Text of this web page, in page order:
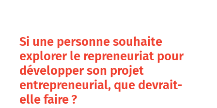
Si une personne souhaite
explorer le repreneuriat pour
développer son projet
entrepreneurial, que devrait-
elle faire ?